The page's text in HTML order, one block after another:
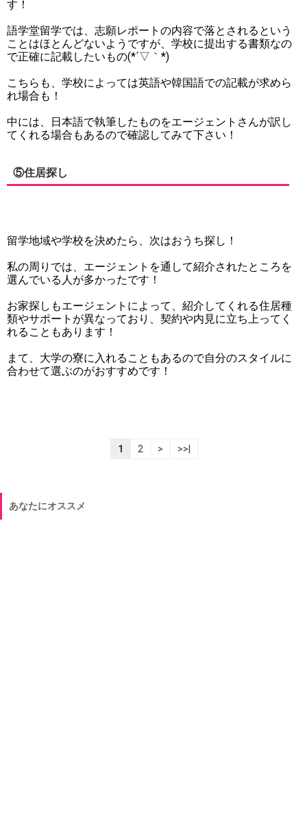
す！
語学堂留学では、志願レポートの内容で落とされるという
ことはほとんどないようですが、学校に提出する書類なの
で正確に記載したいもの(*´▽｀*)
こちらも、学校によっては英語や韓国語での記載が求めら
れ場合も！
中には、日本語で執筆したものをエージェントさんが訳し
てくれる場合もあるので確認してみて下さい！
⑤住居探し
留学地域や学校を決めたら、次はおうち探し！
私の周りでは、エージェントを通して紹介されたところを
選んでいる人が多かったです！
お家探しもエージェントによって、紹介してくれる住居種
類やサポートが異なっており、契約や内見に立ち上ってく
れることもあります！
まて、大学の寮に入れることもあるので自分のスタイルに
合わせて選ぶのがおすすめです！
1 2 > >>|
あなたにオススメ